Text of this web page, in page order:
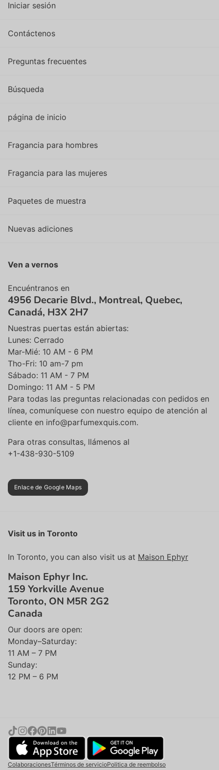
Iniciar sesión
Contáctenos
Preguntas frecuentes
Búsqueda
página de inicio
Fragancia para hombres
Fragancia para las mujeres
Paquetes de muestra
Nuevas adiciones
Ven a vernos
Encuéntranos en
4956 Decarie Blvd., Montreal, Quebec,
Canadá, H3X 2H7
Nuestras puertas están abiertas:
Lunes: Cerrado
Mar-Mié: 10 AM - 6 PM
Tho-Fri: 10 am-7 pm
Sábado: 11 AM - 7 PM
Domingo: 11 AM - 5 PM
Para todas las preguntas relacionadas con pedidos en
línea, comuníquese con nuestro equipo de atención al
cliente en info@parfumexquis.com.
Para otras consultas, llámenos al
+1-438-930-5109
Enlace de Google Maps
Visit us in Toronto
In Toronto, you can also visit us at Maison Ephyr
Maison Ephyr Inc.
159 Yorkville Avenue
Toronto, ON M5R 2G2
Canada
Our doors are open:
Monday–Saturday:
11 AM – 7 PM
Sunday:
12 PM – 6 PM
ColaboracionesTérminos de servicioPolitica de reembolso